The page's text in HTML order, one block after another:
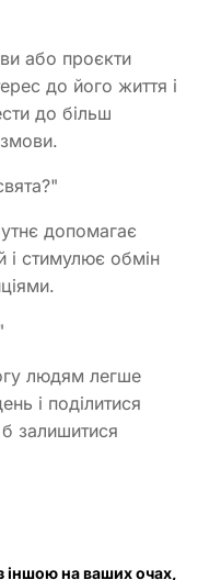
або проєкти
до його життя і
до більш
допомагає
і стимулює обмін
людям легше
і поділитися
залишитися
іншою на ваших очах,